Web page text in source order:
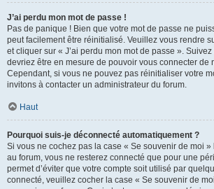
J’ai perdu mon mot de passe !
Pas de panique ! Bien que votre mot de passe ne
peut facilement être réinitialisé. Veuillez vous rendre
et cliquer sur « J’ai perdu mon mot de passe ».
devriez être en mesure de pouvoir vous connecter de
Cependant, si vous ne pouvez pas réinitialiser votre
invitons à contacter un administrateur du forum.
Haut
Pourquoi suis-je déconnecté automatiquement ?
Si vous ne cochez pas la case « Se souvenir de moi
au forum, vous ne resterez connecté que pour une
permet d’éviter que votre compte soit utilisé par
connecté, veuillez cocher la case « Se souvenir de